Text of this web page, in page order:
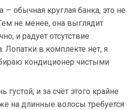
— обычная круглая банка, это не
не менее, она выглядит
и радует отсутствие
Лопатки в комплекте нет, я
кондиционер чистыми
густой, и за счёт этого крайне
на длинные волосы требуется